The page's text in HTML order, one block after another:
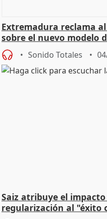
Extremadura reclama
sobre el nuevo modelo
Sonido Totales
Saiz atribuye el
regularización al "éxito